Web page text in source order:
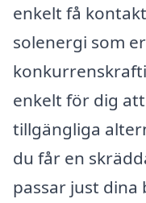
enkelt få
solenergi som
enkelt för dig
tillgängliga
du får en
passar just dina